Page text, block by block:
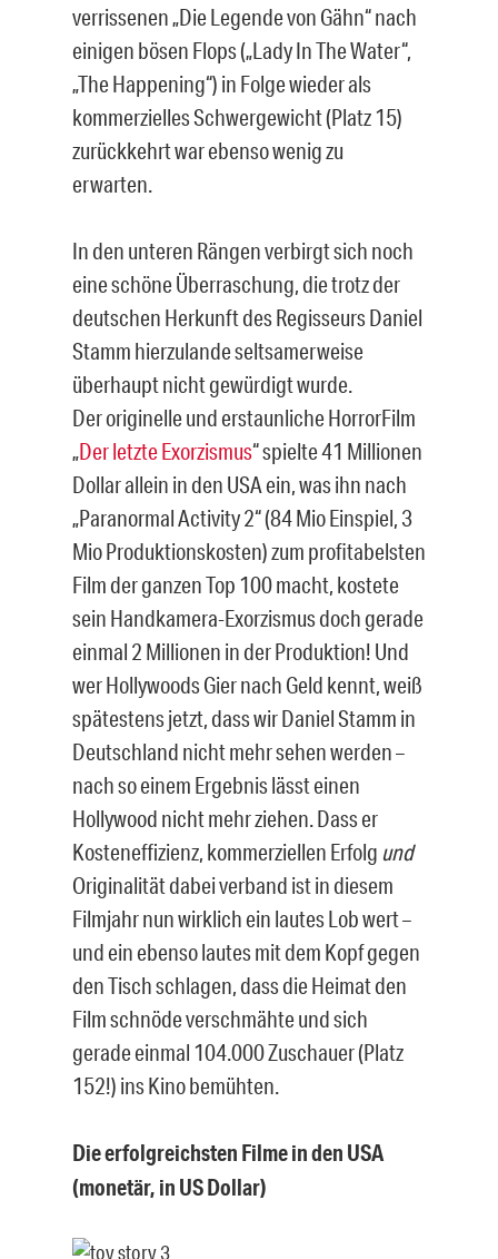
verrissenen „Die Legende von Gähn“ nach
einigen bösen Flops („Lady In The Water“,
„The Happening“) in Folge wieder als
kommerzielles Schwergewicht (Platz 15)
zurückkehrt war ebenso wenig zu
erwarten.
In den unteren Rängen verbirgt sich noch
eine schöne Überraschung, die trotz der
deutschen Herkunft des Regisseurs Daniel
Stamm hierzulande seltsamerweise
überhaupt nicht gewürdigt wurde.
Der originelle und erstaunliche HorrorFilm
„Der letzte Exorzismus“ spielte 41 Millionen
Dollar allein in den USA ein, was ihn nach
„Paranormal Activity 2“ (84 Mio Einspiel, 3
Mio Produktionskosten) zum profitabelsten
Film der ganzen Top 100 macht, kostete
sein Handkamera-Exorzismus doch gerade
einmal 2 Millionen in der Produktion! Und
wer Hollywoods Gier nach Geld kennt, weiß
spätestens jetzt, dass wir Daniel Stamm in
Deutschland nicht mehr sehen werden –
nach so einem Ergebnis lässt einen
Hollywood nicht mehr ziehen. Dass er
Kosteneffizienz, kommerziellen Erfolg und
Originalität dabei verband ist in diesem
Filmjahr nun wirklich ein lautes Lob wert –
und ein ebenso lautes mit dem Kopf gegen
den Tisch schlagen, dass die Heimat den
Film schnöde verschmähte und sich
gerade einmal 104.000 Zuschauer (Platz
152!) ins Kino bemühten.
Die erfolgreichsten Filme in den USA
(monetär, in US Dollar)